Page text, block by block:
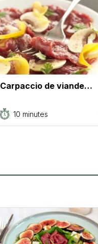
Carpaccio de viande…
10 minutes